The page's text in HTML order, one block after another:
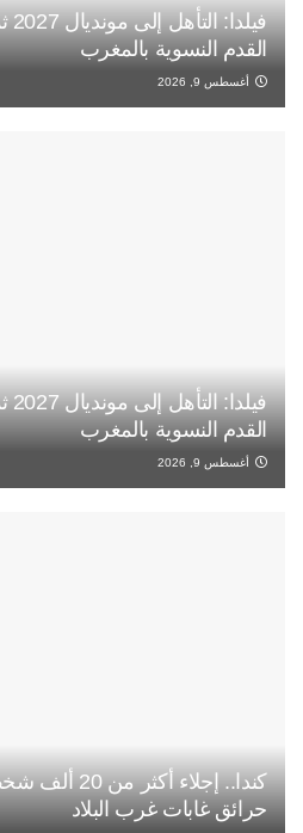
القدم النسوية بالمغرب
أغسطس 9, 2026
القدم النسوية بالمغرب
أغسطس 9, 2026
كندا.. إجلاء
حرائق غابات غرب البلاد